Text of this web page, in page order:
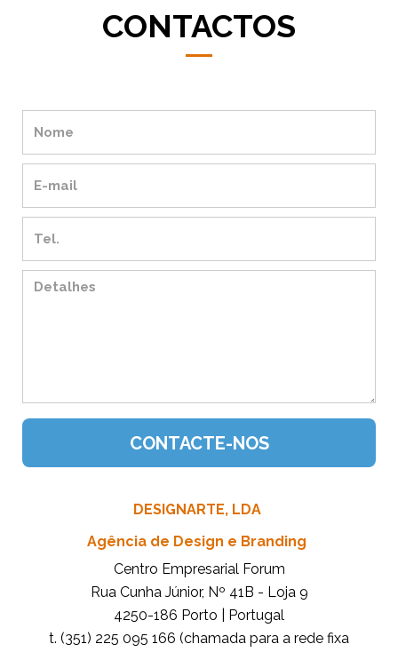
CONTACTOS
DESIGNARTE, LDA
Agência de Design e Branding
Centro Empresarial Forum
Rua Cunha Júnior, Nº 41B - Loja 9
4250-186 Porto | Portugal
t. (351) 225 095 166 (chamada para a rede fixa